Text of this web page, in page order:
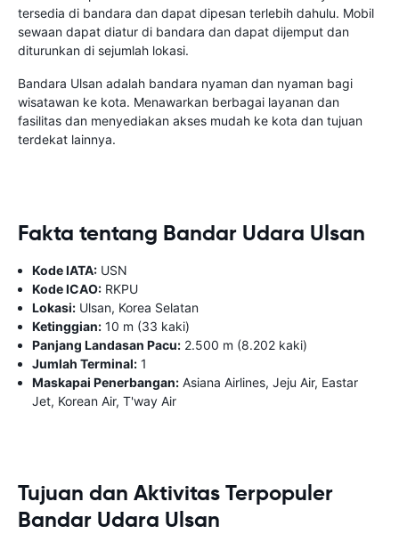
tersedia di bandara dan dapat dipesan terlebih dahulu. Mobil
sewaan dapat diatur di bandara dan dapat dijemput dan
diturunkan di sejumlah lokasi.
Bandara Ulsan adalah bandara nyaman dan nyaman bagi
wisatawan ke kota. Menawarkan berbagai layanan dan
fasilitas dan menyediakan akses mudah ke kota dan tujuan
terdekat lainnya.
Fakta tentang Bandar Udara Ulsan
Kode IATA: USN
Kode ICAO: RKPU
Lokasi: Ulsan, Korea Selatan
Ketinggian: 10 m (33 kaki)
Panjang Landasan Pacu: 2.500 m (8.202 kaki)
Jumlah Terminal: 1
Maskapai Penerbangan: Asiana Airlines, Jeju Air, Eastar
Jet, Korean Air, T'way Air
Tujuan dan Aktivitas Terpopuler
Bandar Udara Ulsan